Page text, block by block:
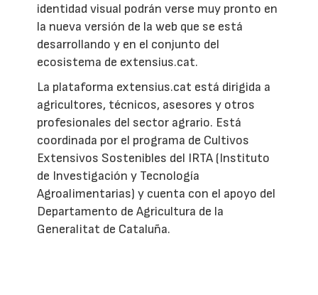
identidad visual podrán verse muy pronto en
la nueva versión de la web que se está
desarrollando y en el conjunto del
ecosistema de extensius.cat.
La plataforma extensius.cat está dirigida a
agricultores, técnicos, asesores y otros
profesionales del sector agrario. Está
coordinada por el programa de Cultivos
Extensivos Sostenibles del IRTA (Instituto
de Investigación y Tecnología
Agroalimentarias) y cuenta con el apoyo del
Departamento de Agricultura de la
Generalitat de Cataluña.